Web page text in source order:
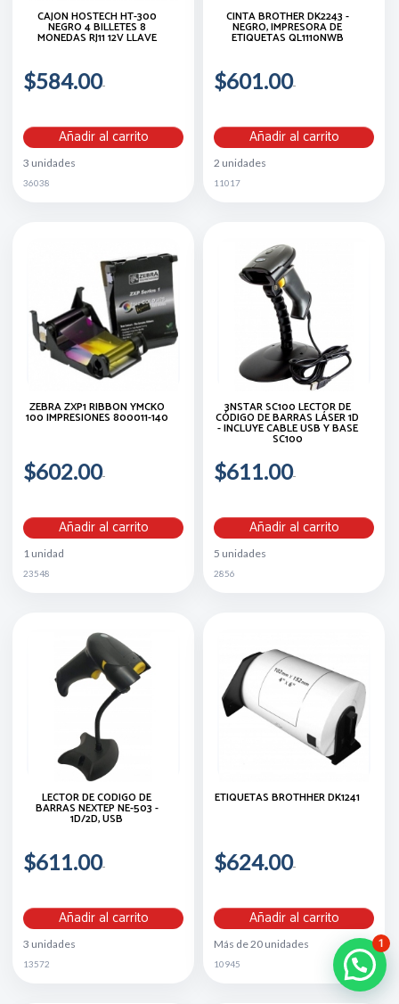
CAJÓN HOSTECH HT-300
NEGRO 4 BILLETES 8
MONEDAS RJ11 12V LLAVE
$584.00
Añadir al carrito
3 unidades
36038
CINTA BROTHER DK2243 -
NEGRO, IMPRESORA DE
ETIQUETAS QL1110NWB
$601.00
Añadir al carrito
2 unidades
11017
ZEBRA ZXP1 RIBBON YMCKO
100 IMPRESIONES 800011-140
$602.00
Añadir al carrito
1 unidad
23548
3NSTAR SC100 LECTOR DE
CÓDIGO DE BARRAS LÁSER 1D
- INCLUYE CABLE USB Y BASE
SC100
$611.00
Añadir al carrito
5 unidades
2856
LECTOR DE CÓDIGO DE
BARRAS NEXTEP NE-503 -
1D/2D, USB
$611.00
Añadir al carrito
3 unidades
13572
ETIQUETAS BROTHHER DK1241
$624.00
Añadir al carrito
Más de 20 unidades
10945
1